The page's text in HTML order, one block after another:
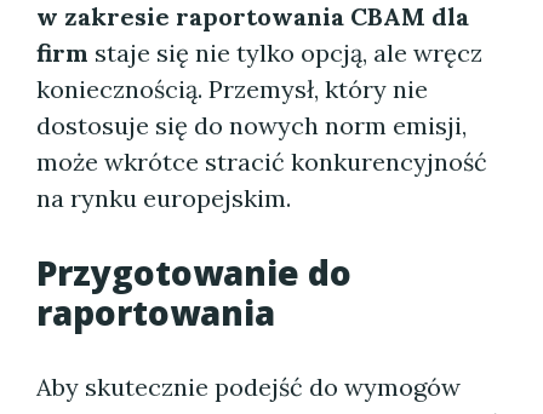
w zakresie raportowania CBAM dla
firm staje się nie tylko opcją, ale wręcz
koniecznością. Przemysł, który nie
dostosuje się do nowych norm emisji,
może wkrótce stracić konkurencyjność
na rynku europejskim.
Przygotowanie do
raportowania
Aby skutecznie podejść do wymogów